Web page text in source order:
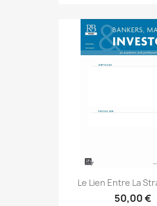
Le Lien Entre La
50,00 €